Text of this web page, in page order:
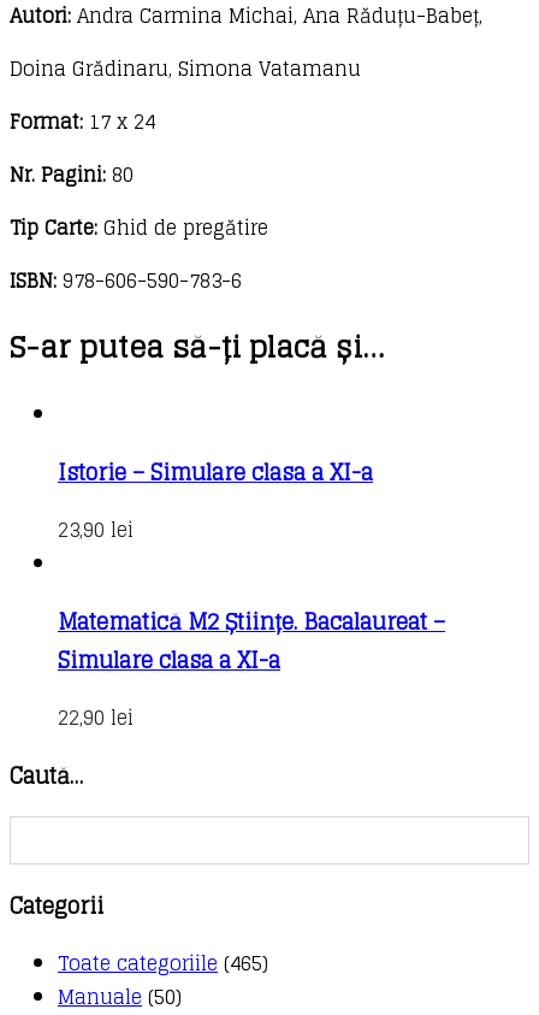
Autori:Andra Carmina Michai, Ana Răduțu-Babeț,
Doina Grădinaru, Simona Vatamanu
Format: 17 x 24
Nr. Pagini:80
Tip Carte:Ghid de pregătire
ISBN:978-606-590-783-6
S-ar putea să-ți placă și…
Istorie – Simulare clasa a XI-a
23,90 lei
Matematică M2 Științe. Bacalaureat –
Simulare clasa a XI-a
22,90 lei
Caută…
Categorii
Toate categoriile(465)
Manuale(50)